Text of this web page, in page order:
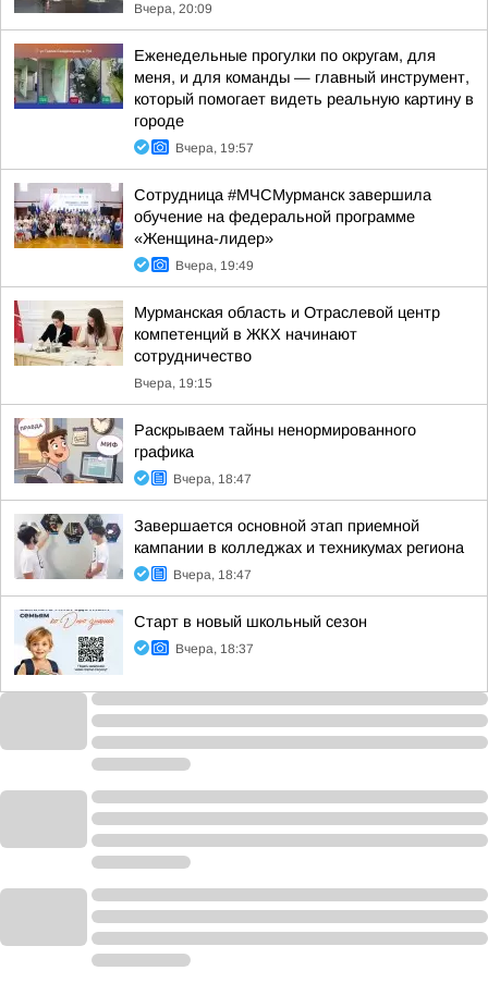
Вчера, 20:09
Еженедельные прогулки по округам, для
меня, и для команды — главный инструмент,
который помогает видеть реальную картину в
городе
Вчера, 19:57
Сотрудница #МЧСМурманск завершила
обучение на федеральной программе
«Женщина-лидер»
Вчера, 19:49
Мурманская область и Отраслевой центр
компетенций в ЖКХ начинают
сотрудничество
Вчера, 19:15
Раскрываем тайны ненормированного
графика
Вчера, 18:47
Завершается основной этап приемной
кампании в колледжах и техникумах региона
Вчера, 18:47
Старт в новый школьный сезон
Вчера, 18:37